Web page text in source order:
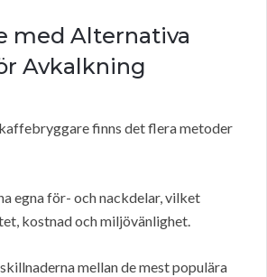
med Alternativa
Avkalkning
finns det flera metoder
egna för- och nackdelar, vilket
kostnad och miljövänlighet.
mellan de mest populära